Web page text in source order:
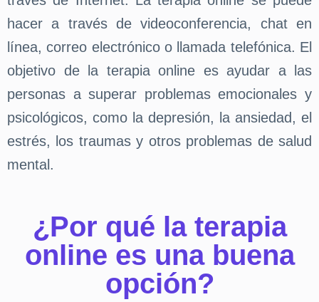
hacer a través de videoconferencia, chat en
línea, correo electrónico o llamada telefónica. El
objetivo de la terapia online es ayudar a las
personas a superar problemas emocionales y
psicológicos, como la depresión, la ansiedad, el
estrés, los traumas y otros problemas de salud
mental.
¿Por qué la terapia
online es una buena
opción?